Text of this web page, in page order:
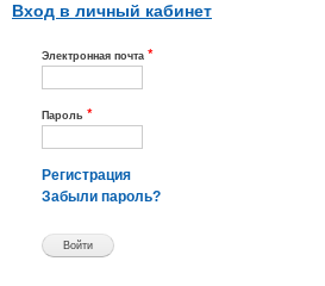
Вход в личный кабинет
Электронная почта *
Пароль *
Регистрация
Забыли пароль?